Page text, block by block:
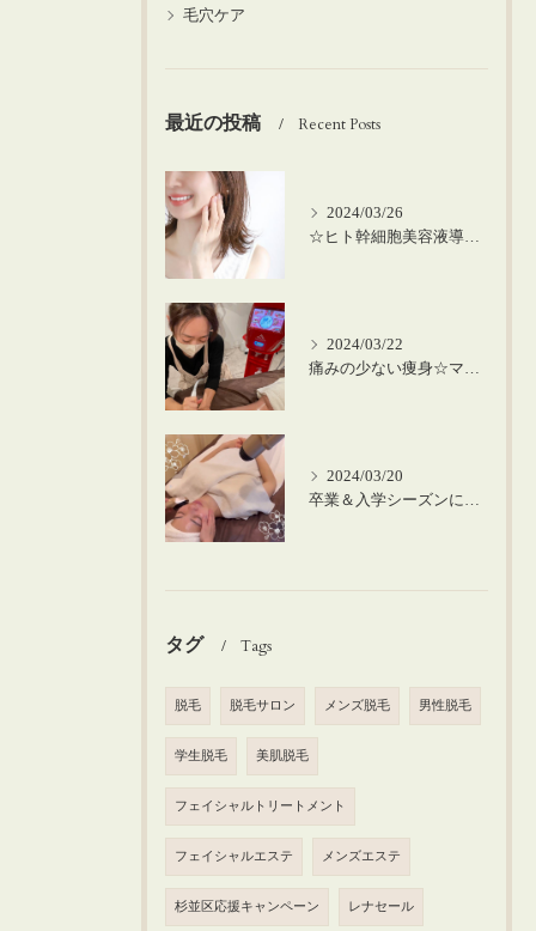
毛穴ケア
最近の投稿 Recent Posts
2024/03/26
☆ヒト幹細胞美容液導入の美肌顔脱毛☆
2024/03/22
痛みの少ない痩身☆マシーンを使った筋膜リリース！
2024/03/20
卒業＆入学シーズンにお肌のメンテナンスを♪
タグ Tags
脱毛 脱毛サロン メンズ脱毛 男性脱毛
学生脱毛 美肌脱毛
フェイシャルトリートメント
フェイシャルエステ メンズエステ
杉並区応援キャンペーン レナセール